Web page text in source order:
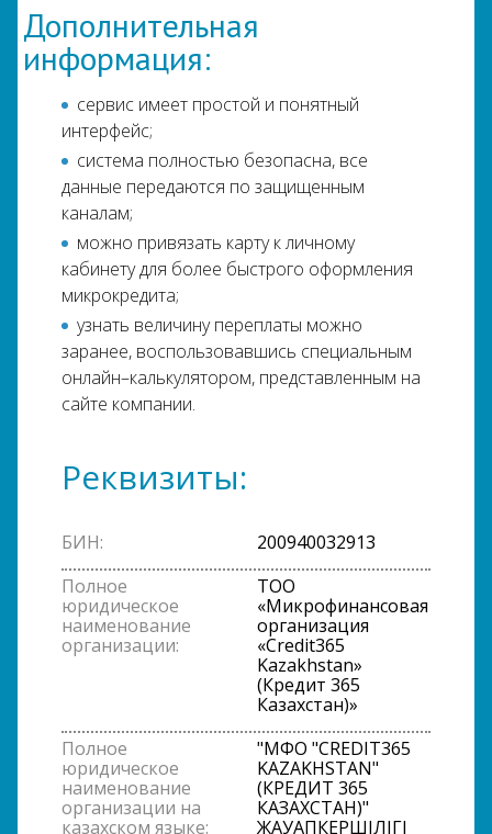
Дополнительная
информация:
сервис имеет простой и понятный
интерфейс;
система полностью безопасна, все
данные передаются по защищенным
каналам;
можно привязать карту к личному
кабинету для более быстрого оформления
микрокредита;
узнать величину переплаты можно
заранее, воспользовавшись специальным
онлайн–калькулятором, представленным на
сайте компании.
Реквизиты:
БИН:
200940032913
Полное
юридическое
наименование
организации:
ТОО
«Микрофинансовая
организация
«Credit365
Kazakhstan»
(Кредит 365
Казахстан)»
Полное
юридическое
наименование
организации на
казахском языке:
"МФО "CREDIT365
KAZAKHSTAN"
(КРЕДИТ 365
КАЗАХСТАН)"
ЖАУАПКЕРШІЛІГІ